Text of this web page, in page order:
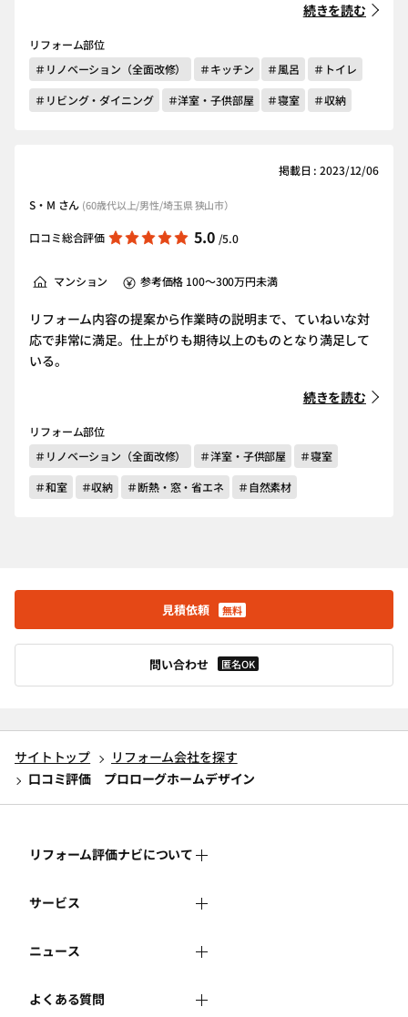
続きを読む
リフォーム部位
＃リノベーション（全面改修）
＃キッチン ＃風呂
＃トイレ
＃リビング・ダイニング
＃洋室・子供部屋 ＃寝室 ＃収納
掲載日 : 2023/12/06
S・M さん (60歳代以上/男性/埼玉県 狭山市）
口コミ総合評価 5.0 /5.0
マンション 参考価格 100～300万円未満
リフォーム内容の提案から作業時の説明まで、ていねいな対
応で非常に満足。仕上がりも期待以上のものとなり満足して
いる。
続きを読む
リフォーム部位
＃リノベーション（全面改修）
＃洋室・子供部屋
＃寝室
＃和室
＃収納 ＃断熱・窓・省エネ ＃自然素材
見積依頼 無料
問い合わせ 匿名OK
サイトトップ
リフォーム会社を探す
口コミ評価 プロローグホームデザイン
リフォーム評価ナビについて
リフォーム評価ナビとは
運営体制
はじめての方へ
サービス
リフォーム会社を探す
リフォーム事例を見る
ニュース
新着情報
よくある質問